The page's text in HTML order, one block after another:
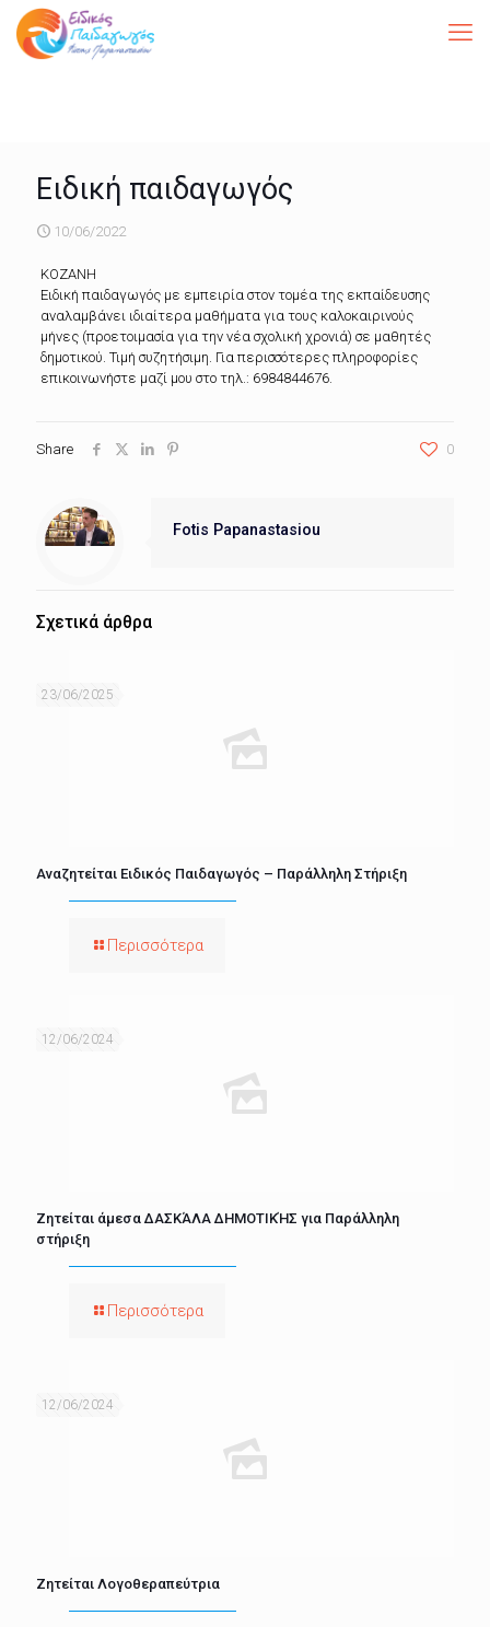
Ειδική παιδαγωγός
10/06/2022
ΚΟΖΑΝΗ
Ειδική παιδαγωγός με εμπειρία στον τομέα της εκπαίδευσης
αναλαμβάνει ιδιαίτερα μαθήματα για τους καλοκαιρινούς
μήνες (προετοιμασία για την νέα σχολική χρονιά) σε μαθητές
δημοτικού. Τιμή συζητήσιμη. Για περισσότερες πληροφορίες
επικοινωνήστε μαζί μου στο τηλ.: 6984844676.
Share 0
Fotis Papanastasiou
Σχετικά άρθρα
23/06/2025
Αναζητείται Ειδικός Παιδαγωγός – Παράλληλη Στήριξη
Περισσότερα
12/06/2024
Ζητείται άμεσα ΔΑΣΚΆΛΑ ΔΗΜΟΤΙΚΉΣ για Παράλληλη
στήριξη
Περισσότερα
12/06/2024
Ζητείται Λογοθεραπεύτρια